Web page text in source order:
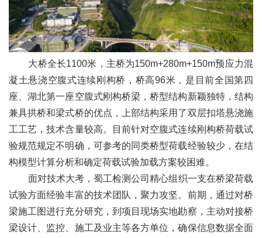
大桥全长1100米，主桥为150m+280m+150m预应力混
凝土悬浇空腹式连续刚构桥，桥高96米，是目前全国第四
座、湖北第一座空腹式刚构桥梁，桥型结构新颖独特，结构
兼具拱桥和梁式桥的优点，上部结构采用了双层扣塔悬浇施
工工艺，技术含量较高。目前针对空腹式连续刚构桥荷载试
验规范规定不明确，可参考的同类桥型荷载经验较少，在结
构模型计算分析和确定荷载试验加载方案较困难。
面对技术大考，蜀工检测公司精心组织一支在桥梁荷载
试验方面经验丰富的技术团队，聚力攻坚。前期，通过对桥
梁施工图进行充分研究，到项目现场实地勘察，主动对接桥
梁设计、监控、施工及业主等各方单位，确保信息数据全面